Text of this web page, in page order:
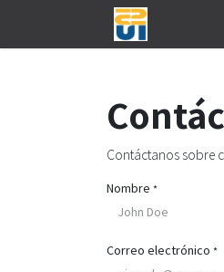
Contáctanos sobre
Nombre *
Correo electrónico *